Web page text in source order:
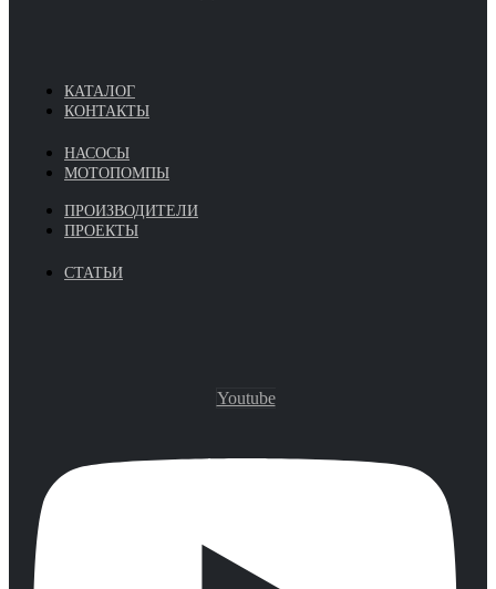
КАТАЛОГ
КОНТАКТЫ
НАСОСЫ
МОТОПОМПЫ
ПРОИЗВОДИТЕЛИ
ПРОЕКТЫ
СТАТЬИ
Youtube